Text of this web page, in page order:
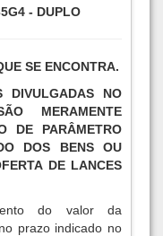
- DUPLO
SE ENCONTRA.
DIVULGADAS NO
MERAMENTE
DE PARÂMETRO
DOS BENS OU
DE LANCES
do valor da
prazo indicado no